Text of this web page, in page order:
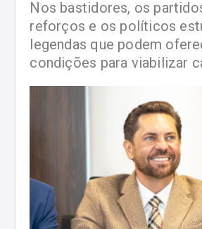
Nos bastidores, os
reforços e os políticos
legendas que podem
condições para viabilizar